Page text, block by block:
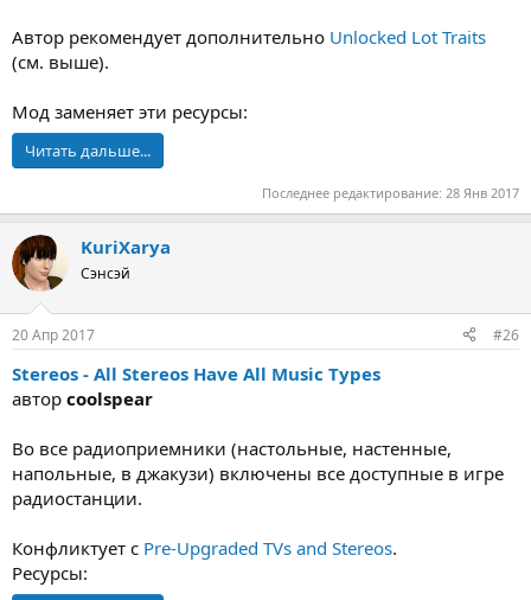
Автор рекомендует дополнительно Unlocked Lot Traits
(см. выше).
Мод заменяет эти ресурсы:
Читать дальше...
Последнее редактирование: 28 Янв 2017
KuriXarya
Сэнсэй
20 Апр 2017 #26
Stereos - All Stereos Have All Music Types
автор coolspear
Во все радиоприемники (настольные, настенные,
напольные, в джакузи) включены все доступные в игре
радиостанции.
Конфликтует с Pre-Upgraded TVs and Stereos.
Ресурсы: